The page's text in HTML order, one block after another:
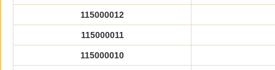
115000012
115000011
115000010